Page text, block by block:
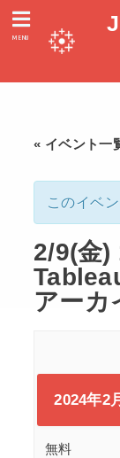
MENU
« イベント一
このイベ
2/9(金)
アーカ
2024年2
無料